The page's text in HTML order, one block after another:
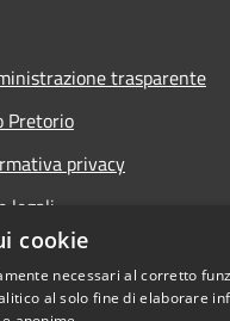
trasparente
Pretorio
privacy
legali
di accessibilità
di accessibilità
cookie
necessari al corretto
al solo fine di elaborare